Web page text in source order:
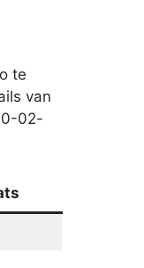
te
van
02-